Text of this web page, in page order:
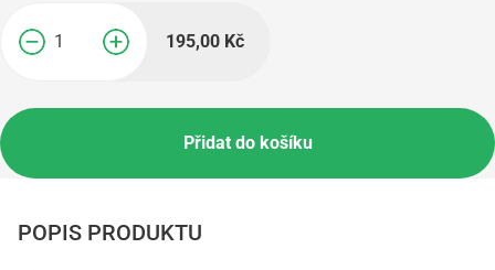
− + 195,00 Kč
Přidat do košíku
POPIS PRODUKTU